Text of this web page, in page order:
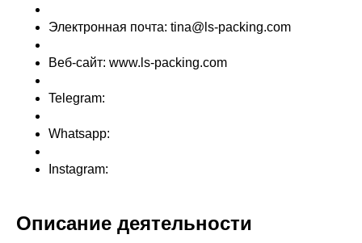
Электронная почта: tina@ls-packing.com
Веб-сайт: www.ls-packing.com
Telegram:
Whatsapp:
Instagram:
Описание деятельности